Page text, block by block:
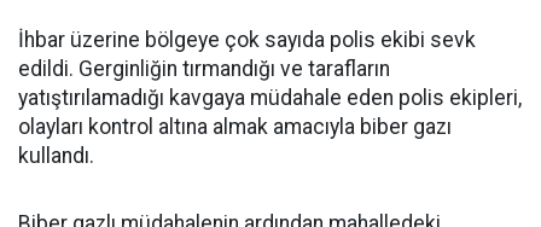
İhbar üzerine bölgeye çok sayıda polis ekibi sevk
edildi. Gerginliğin tırmandığı ve tarafların
yatıştırılamadığı kavgaya müdahale eden polis ekipleri,
olayları kontrol altına almak amacıyla biber gazı
kullandı.